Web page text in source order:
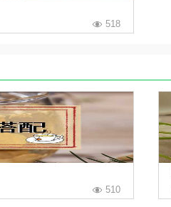
518
510